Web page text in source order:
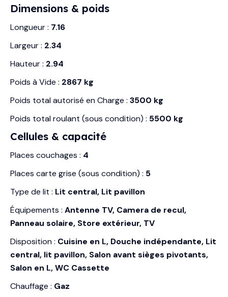
Dimensions & poids
Longueur : 7.16
Largeur : 2.34
Hauteur : 2.94
Poids à Vide : 2867 kg
Poids total autorisé en Charge : 3500 kg
Poids total roulant (sous condition) : 5500 kg
Cellules & capacité
Places couchages : 4
Places carte grise (sous condition) : 5
Type de lit : Lit central, Lit pavillon
Équipements : Antenne TV, Camera de recul,
Panneau solaire, Store extérieur, TV
Disposition : Cuisine en L, Douche indépendante, Lit
central, lit pavillon, Salon avant sièges pivotants,
Salon en L, WC Cassette
Chauffage : Gaz